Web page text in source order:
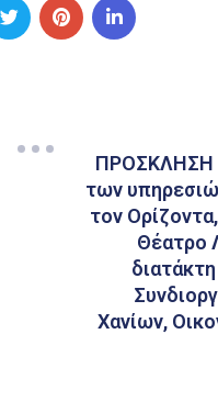
ΠΡΟΣΚΛΗΣΗ
των
τον
Θέατρο
Χανίων,